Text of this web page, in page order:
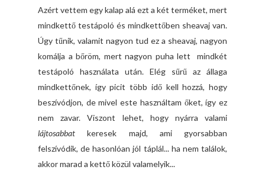
Azért vettem egy kalap alá ezt a két terméket, mert
mindkettő testápoló és mindkettőben sheavaj van.
Úgy tűnik, valamit nagyon tud ez a sheavaj, nagyon
komálja a bőröm, mert nagyon puha lett mindkét
testápoló használata után. Elég sűrű az állaga
mindkettőnek, így picit több idő kell hozzá, hogy
beszívódjon, de mivel este használtam őket, így ez
nem zavar. Viszont lehet, hogy nyárra valami
lájtosabbat keresek majd, ami gyorsabban
felszívódik, de hasonlóan jól táplál... ha nem találok,
akkor marad a kettő közül valamelyik...